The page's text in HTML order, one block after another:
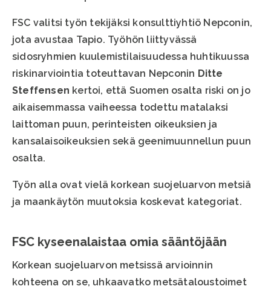
FSC valitsi työn tekijäksi konsulttiyhtiö Nepconin,
jota avustaa Tapio. Työhön liittyvässä
sidosryhmien kuulemistilaisuudessa huhtikuussa
riskinarviointia toteuttavan Nepconin Ditte
Steffensen kertoi, että Suomen osalta riski on jo
aikaisemmassa vaiheessa todettu matalaksi
laittoman puun, perinteisten oikeuksien ja
kansalaisoikeuksien sekä geenimuunnellun puun
osalta.
Työn alla ovat vielä korkean suojeluarvon metsiä
ja maankäytön muutoksia koskevat kategoriat.
FSC kyseenalaistaa omia sääntöjään
Korkean suojeluarvon metsissä arvioinnin
kohteena on se, uhkaavatko metsätaloustoimet